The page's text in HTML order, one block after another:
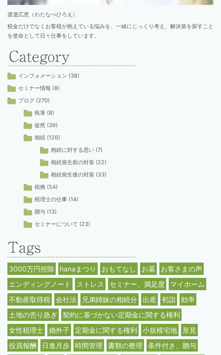
渡邉広恵（わたなべひろえ）
税金だけでなくお客様が抱えている悩みを、一緒にじっくり考え、解決策を探すこと
を使命として日々仕事をしています。
インフォメーション (38)
セミナー情報 (8)
ブログ (270)
執筆 (8)
徒然 (39)
相続 (126)
相続に対する思い (7)
相続発生前の対策 (22)
相続発生後の対策 (33)
税務 (54)
税理士の仕事 (14)
贈与 (13)
セミナーについて (23)
3000万円控除 hanaまつり おもてなし お墓
お客さまの声
エンディングノート
ストレス セミナー、満足度
マイホーム
不動産取得税
会社法 兄弟姉妹の相続分 出産 初詣
効率
土地の売り急ぎ
契約に基づかない定期金に関する権利
女性税理士
婚外子 定期金に関する権利 小規模宅地
形見
役員報酬
日進月歩 時間管理 書類の整理
条件付き、贈与